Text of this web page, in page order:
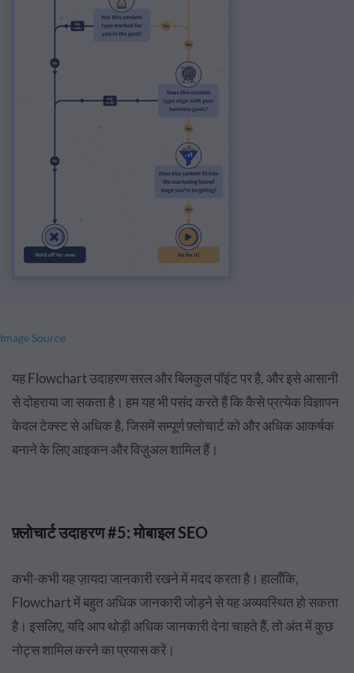
Image Source
यह Flowchart उदाहरण सरल और बिलकुल पॉइंट पर है, और इसे आसानी
से दोहराया जा सकता है। हम यह भी पसंद करते हैं कि कैसे प्रत्येक विज्ञापन
केवल टेक्स्ट से अधिक है, जिसमें सम्पूर्ण फ़्लोचार्ट को और अधिक आकर्षक
बनाने के लिए आइकन और विज़ुअल शामिल हैं।
फ़्लोचार्ट उदाहरण #5: मोबाइल SEO
कभी-कभी यह ज़ायदा जानकारी रखने में मदद करता है। हालाँकि,
Flowchart में बहुत अधिक जानकारी जोड़ने से यह अव्यवस्थित हो सकता
है। इसलिए, यदि आप थोड़ी अधिक जानकारी देना चाहते हैं, तो अंत में कुछ
नोट्स शामिल करने का प्रयास करें।